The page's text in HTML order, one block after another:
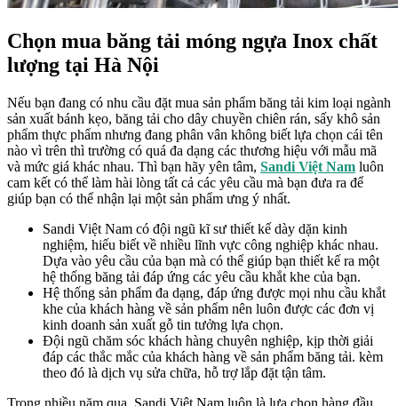
Chọn mua băng tải móng ngựa Inox chất
lượng tại Hà Nội
Nếu bạn đang có nhu cầu đặt mua sản phẩm băng tải kim loại ngành
sản xuất bánh kẹo, băng tải cho dây chuyền chiên rán, sấy khô sản
phẩm thực phẩm nhưng đang phân vân không biết lựa chọn cái tên
nào vì trên thì trường có quá đa dạng các thương hiệu với mẫu mã
và mức giá khác nhau. Thì bạn hãy yên tâm, Sandi Việt Nam luôn
cam kết có thể làm hài lòng tất cả các yêu cầu mà bạn đưa ra để
giúp bạn có thể nhận lại một sản phẩm ưng ý nhất.
Sandi Việt Nam có đội ngũ kĩ sư thiết kế dày dặn kinh
nghiệm, hiếu biết về nhiều lĩnh vực công nghiệp khác nhau.
Dựa vào yêu cầu của bạn mà có thể giúp bạn thiết kế ra một
hệ thống băng tải đáp ứng các yêu cầu khắt khe của bạn.
Hệ thống sản phẩm đa dạng, đáp ứng được mọi nhu cầu khắt
khe của khách hàng về sản phẩm nên luôn được các đơn vị
kinh doanh sản xuất gỗ tin tưởng lựa chọn.
Đội ngũ chăm sóc khách hàng chuyên nghiệp, kịp thời giải
đáp các thắc mắc của khách hàng về sản phẩm băng tải. kèm
theo đó là dịch vụ sửa chữa, hỗ trợ lắp đặt tận tâm.